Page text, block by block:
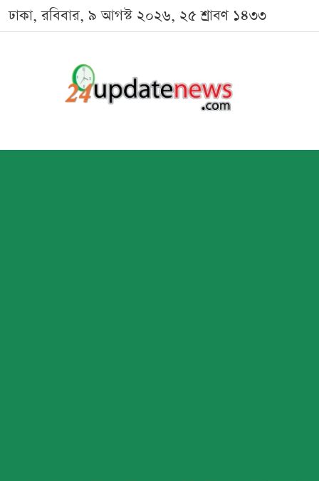
ঢাকা, রবিবার, ৯ আগস্ট ২০২৬, ২৫ শ্রাবণ ১৪৩৩